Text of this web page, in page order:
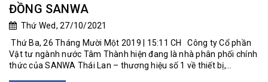
ĐỒNG SANWA
Thứ Wed, 27/10/2021
Thứ Ba, 26 Tháng Mười Một 2019 | 15:11 CH Công ty Cổ phần
Vật tư ngành nước Tâm Thành hiện đang là nhà phân phối chính
thức của SANWA Thái Lan – thương hiệu số 1 về thiết bị,...